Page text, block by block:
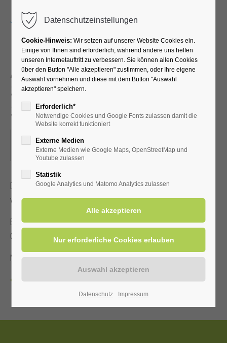
Akupressur –
Selbstbehandlung bei
Schmerzen
14.07.2026, 16:00–17:00
ORT: KURHALLE
Dieser Termin hatte sich jede Woche bis zum 14.07.2026
wiederholt. bis zum 14.07.2026.
Erlernen Sie die Selbstakupressur zur Linderung von Kopf-,
Gelenk- und Muskelschmerzen.
Mit gültiger Kur-/Einwohnerkarte 2,00 €, ohne 5,00 €.
Zurück
Datenschutzeinstellungen
Cookie-Hinweis: Wir setzen auf unserer Website Cookies ein.
Einige von Ihnen sind erforderlich, während andere uns helfen
unseren Internetauftritt zu verbessern. Sie können allen Cookies
über den Button "Alle akzeptieren" zustimmen, oder Ihre eigene
Auswahl vornehmen und diese mit dem Button "Auswahl
akzeptieren" speichern.
Erforderlich*
Notwendige Cookies und Google Fonts zulassen damit die
Website korrekt funktioniert
Externe Medien
Externe Medien wie Google Maps, OpenStreetMap und
Youtube zulassen
Statistik
Google Analytics und Matomo Analytics zulassen
Datenschutz Impressum